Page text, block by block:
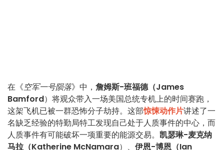
在《空军一号陨落》中， 詹姆斯-班福德（James
Bamford）将观众带入一场美国总统专机上的时间赛跑，
这架飞机已被一群恐怖分子劫持。这部惊悚动作片讲述了一
名缺乏经验的特勤局特工发现自己处于人质事件的中心，而
人质事件有可能破坏一项重要的能源交易。 凯瑟琳-麦克纳
马拉（Katherine McNamara）、 伊恩-博恩（Ian